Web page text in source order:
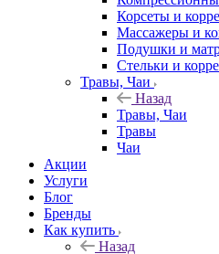
Корсеты и
Массажеры и
Подушки и
Стельки и
Травы, Чаи
Назад
Травы, Чаи
Травы
Чаи
Акции
Услуги
Блог
Бренды
Как купить
Назад